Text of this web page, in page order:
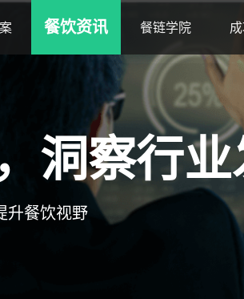
餐饮资讯 餐链学院
洞察行
升餐饮视野